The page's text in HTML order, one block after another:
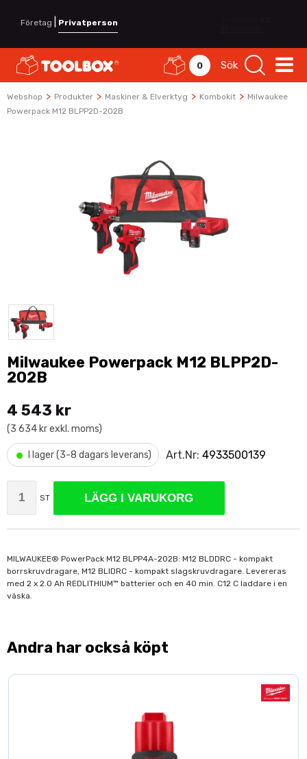
Företag Privatperson
0 Sök
Webshop > Produkter > Maskiner & Elverktyg > Kombokit > Milwaukee
Powerpack M12 BLPP2D-202B
Milwaukee Powerpack M12 BLPP2D-
202B
4 543 kr
(3 634 kr exkl. moms)
• I lager (3-8 dagars leverans) Art.Nr: 4933500139
ST LÄGG I VARUKORG
MILWAUKEE® PowerPack M12 BLPP4A-202B: M12 BLDDRC - kompakt
borrskruvdragare, M12 BLIDRC - kompakt slagskruvdragare. Levereras
med 2 x 2.0 Ah REDLITHIUM™ batterier och en 40 min. C12 C laddare i en
väska.
Andra har också köpt